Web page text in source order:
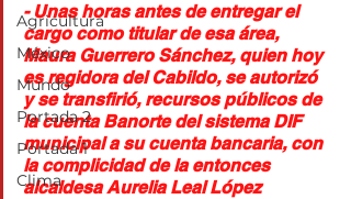
Agricultura
México
Mundo
Portada 2
Portada 1
Clima
- Unas horas antes de entregar el
cargo como titular de esa área,
Maura Guerrero Sánchez, quien hoy
es regidora del Cabildo, se autorizó
y se transfirió, recursos públicos de
la cuenta Banorte del sistema DIF
municipal a su cuenta bancaria, con
la complicidad de la entonces
alcaldesa Aurelia Leal López